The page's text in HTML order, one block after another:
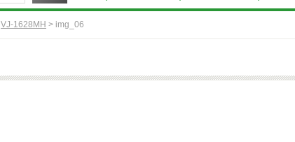
VJ-1628MH > img_06